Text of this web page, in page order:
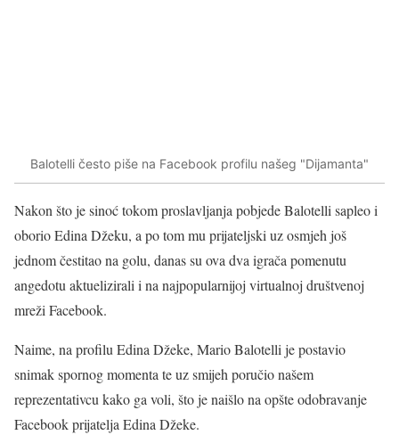
Balotelli često piše na Facebook profilu našeg "Dijamanta"
Nakon što je sinoć tokom proslavljanja pobjede Balotelli sapleo i
oborio Edina Džeku, a po tom mu prijateljski uz osmjeh još
jednom čestitao na golu, danas su ova dva igrača pomenutu
angedotu aktuelizirali i na najpopularnijoj virtualnoj društvenoj
mreži Facebook.
Naime, na profilu Edina Džeke, Mario Balotelli je postavio
snimak spornog momenta te uz smijeh poručio našem
reprezentativcu kako ga voli, što je naišlo na opšte odobravanje
Facebook prijatelja Edina Džeke.